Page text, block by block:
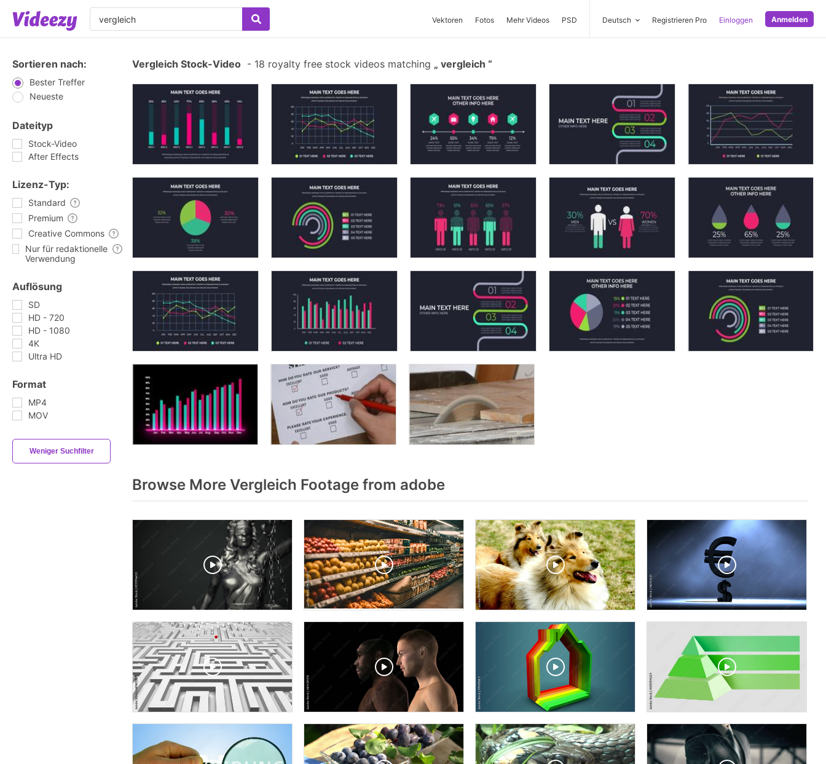
Vektoren Fotos Mehr Videos PSD Deutsch Registrieren Pro Einloggen Anmelden
Sortieren nach:
Bester Treffer
Neueste
Dateityp
Stock-Video
After Effects
Lizenz-Typ:
Standard
Premium
Creative Commons
Nur für redaktionelle
Verwendung
Auflösung
SD
HD - 720
HD - 1080
4K
Ultra HD
Format
MP4
MOV
Weniger Suchfilter
Vergleich Stock-Video - 18 royalty free stock videos matching vergleich
Browse More Vergleich Footage from adobe